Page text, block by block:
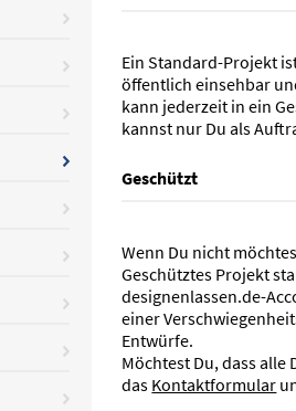
Ein Standard-Projekt
öffentlich einsehbar
kann jederzeit in ein
kannst nur Du als
Geschützt
Wenn Du nicht
Geschütztes Projekt
designenlassen.de-
einer
Entwürfe.
Möchtest Du, dass
das Kontaktformular